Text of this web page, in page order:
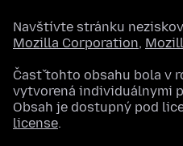
Navštívte stránku
Mozilla Corporation,
Časť tohto obsahu bola v
vytvorená individuálnymi
Obsah je dostupný pod
license.